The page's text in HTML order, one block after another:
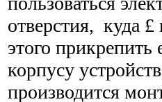
отверстия, куда £
этого
корпусу
производится